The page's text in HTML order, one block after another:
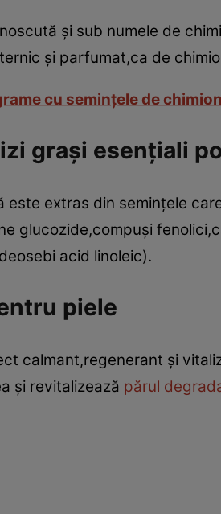
şi sub numele de
şi parfumat,ca de
cu seminţele de
graşi esenţiali
este extras din seminţele
glucozide,compuşi
acid linoleic).
piele
calmant,regenerant şi
şi revitalizează părul